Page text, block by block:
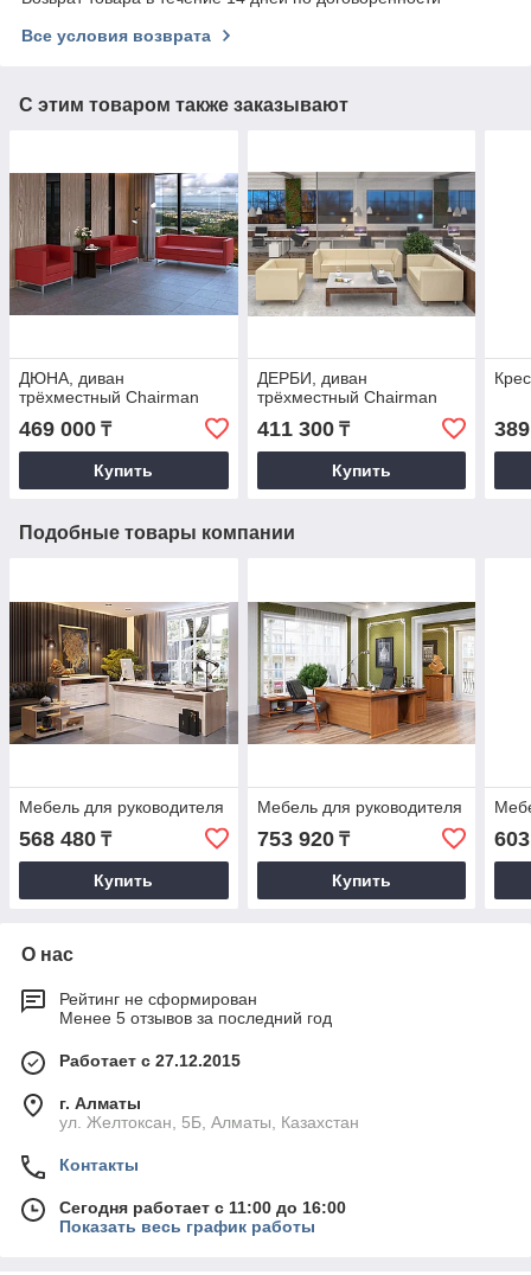
Все условия возврата
С этим товаром также заказывают
ДЮНА, диван
трёхместный Chairman
469 000 ₸
Купить
ДЕРБИ, диван
трёхместный Chairman
411 300₸
Купить
Подобные товары компании
Мебель для руководителя
568 480 ₸
Купить
Мебель для руководителя
753 920₸
Купить
О нас
Рейтинг не сформирован
Менее 5 отзывов за последний год
Работает с 27.12.2015
г. Алматы
ул. Желтоксан, 5Б, Алматы, Казахстан
Контакты
Сегодня работает с 11:00 до 16:00
Показать весь график работы